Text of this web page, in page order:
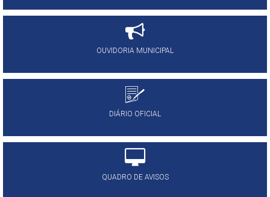
OUVIDORIA MUNICIPAL
DIÁRIO OFICIAL
QUADRO DE AVISOS